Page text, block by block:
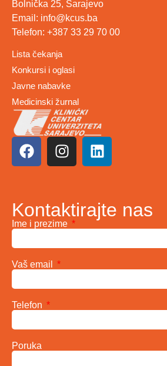
Bolnička 25, Sarajevo
Email: info@kcus.ba
Telefon: +387 33 29 70 00
Lista čekanja
Konkursi i oglasi
Javne nabavke
Medicinski žurnal
Kontaktirajte nas
Ime i prezime
Vaš email
Telefon
Poruka